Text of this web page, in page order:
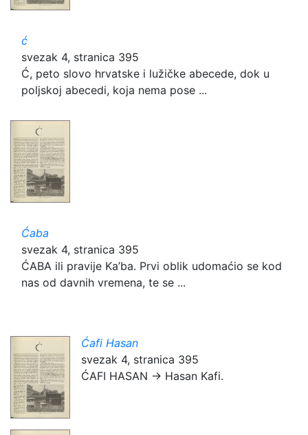
ć
svezak 4, stranica 395
Ć, peto slovo hrvatske i lužičke abecede, dok u
poljskoj abecedi, koja nema pose ...
Ćaba
svezak 4, stranica 395
ĆABA ili pravije Ka’ba. Prvi oblik udomaćio se kod
nas od davnih vremena, te se ...
Ćafi Hasan
svezak 4, stranica 395
ĆAFI HASAN → Hasan Kafi.